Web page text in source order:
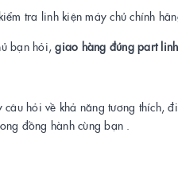
tra linh kiện máy chủ chính
bạn hỏi,giao hàng đúng part
hỏi về khả năng tương thích,
đồng hành cùng bạn .